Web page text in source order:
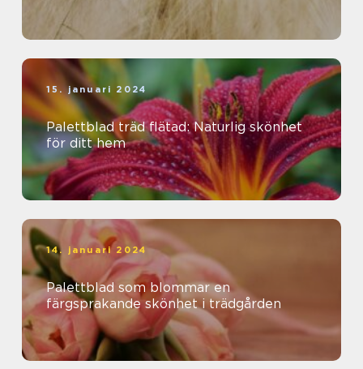
15. januari 2024
Palettblad träd flätad: Naturlig skönhet
för ditt hem
14. januari 2024
Palettblad som blommar en
färgsprakande skönhet i trädgården